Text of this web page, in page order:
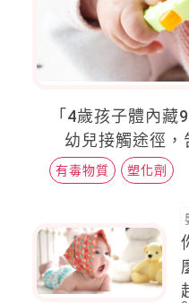
「4歲孩子體內
幼兒接觸途徑，
有毒物質 塑化劑